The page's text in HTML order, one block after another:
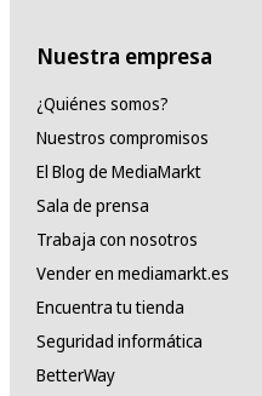
Nuestra empresa
¿Quiénes somos?
Nuestros compromisos
El Blog de MediaMarkt
Sala de prensa
Trabaja con nosotros
Vender en mediamarkt.es
Encuentra tu tienda
Seguridad informática
BetterWay